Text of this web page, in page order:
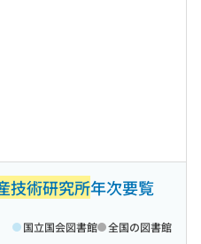
技術研究所年次要覧
国立国会図書館 全国の図書館